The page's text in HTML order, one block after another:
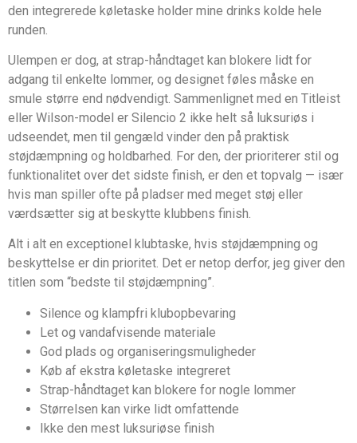
den integrerede køletaske holder mine drinks kolde hele
runden.
Ulempen er dog, at strap-håndtaget kan blokere lidt for
adgang til enkelte lommer, og designet føles måske en
smule større end nødvendigt. Sammenlignet med en Titleist
eller Wilson-model er Silencio 2 ikke helt så luksuriøs i
udseendet, men til gengæld vinder den på praktisk
støjdæmpning og holdbarhed. For den, der prioriterer stil og
funktionalitet over det sidste finish, er den et topvalg — især
hvis man spiller ofte på pladser med meget støj eller
værdsætter sig at beskytte klubbens finish.
Alt i alt en exceptionel klubtaske, hvis støjdæmpning og
beskyttelse er din prioritet. Det er netop derfor, jeg giver den
titlen som “bedste til støjdæmpning”.
Silence og klampfri klubopbevaring
Let og vandafvisende materiale
God plads og organiseringsmuligheder
Køb af ekstra køletaske integreret
Strap-håndtaget kan blokere for nogle lommer
Størrelsen kan virke lidt omfattende
Ikke den mest luksuriøse finish